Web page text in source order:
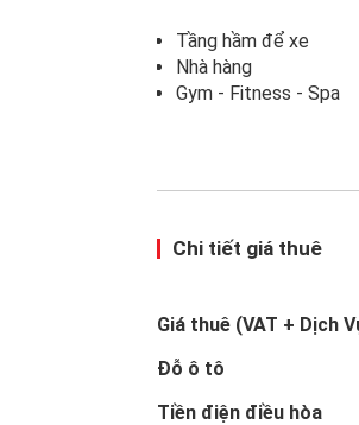
Tầng hầm để xe
Nhà hàng
Gym - Fitness - Spa
Chi tiết giá thuê
Giá thuê (VAT + Dịch
Đỗ ô tô
Tiền điện điều hòa